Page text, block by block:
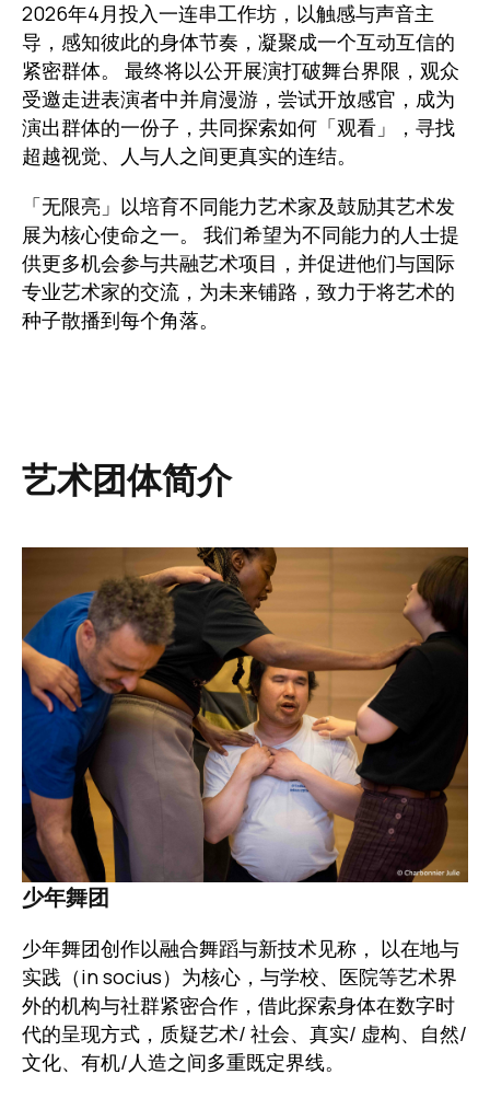
2026年4月投入一连串工作坊，以触感与声音主
导，感知彼此的身体节奏，凝聚成一个互动互信的
紧密群体。 最终将以公开展演打破舞台界限，观众
受邀走进表演者中并肩漫游，尝试开放感官，成为
演出群体的一份子，共同探索如何「观看」，寻找
超越视觉、人与人之间更真实的连结。
「无限亮」以培育不同能力艺术家及鼓励其艺术发
展为核心使命之一。 我们希望为不同能力的人士提
供更多机会参与共融艺术项目，并促进他们与国际
专业艺术家的交流，为未来铺路，致力于将艺术的
种子散播到每个角落。
艺术团体简介
少年舞团
少年舞团创作以融合舞蹈与新技术见称， 以在地与
实践（in socius）为核心，与学校、医院等艺术界
外的机构与社群紧密合作，借此探索身体在数字时
代的呈现方式，质疑艺术/ 社会、真实/ 虚构、自然/
文化、有机/人造之间多重既定界线。